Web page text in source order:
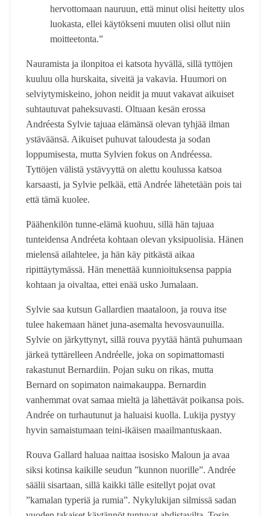
hervottomaan nauruun, että minut olisi heitetty ulos
luokasta, ellei käytökseni muuten olisi ollut niin
moitteetonta.”
Nauramista ja ilonpitoa ei katsota hyvällä, sillä tyttöjen
kuuluu olla hurskaita, siveitä ja vakavia. Huumori on
selviytymiskeino, johon neidit ja muut vakavat aikuiset
suhtautuvat paheksuvasti. Oltuaan kesän erossa
Andréesta Sylvie tajuaa elämänsä olevan tyhjää ilman
ystäväänsä. Aikuiset puhuvat taloudesta ja sodan
loppumisesta, mutta Sylvien fokus on Andréessa.
Tyttöjen välistä ystävyyttä on alettu koulussa katsoa
karsaasti, ja Sylvie pelkää, että Andrée lähetetään pois tai
että tämä kuolee.
Päähenkilön tunne-elämä kuohuu, sillä hän tajuaa
tunteidensa Andréeta kohtaan olevan yksipuolisia. Hänen
mielensä ailahtelee, ja hän käy pitkästä aikaa
ripittäytymässä. Hän menettää kunnioituksensa pappia
kohtaan ja oivaltaa, ettei enää usko Jumalaan.
Sylvie saa kutsun Gallardien maataloon, ja rouva itse
tulee hakemaan hänet juna-asemalta hevosvaunuilla.
Sylvie on järkyttynyt, sillä rouva pyytää häntä puhumaan
järkeä tyttärelleen Andréelle, joka on sopimattomasti
rakastunut Bernardiin. Pojan suku on rikas, mutta
Bernard on sopimaton naimakauppa. Bernardin
vanhemmat ovat samaa mieltä ja lähettävät poikansa pois.
Andrée on turhautunut ja haluaisi kuolla. Lukija pystyy
hyvin samaistumaan teini-ikäisen maailmantuskaan.
Rouva Gallard haluaa naittaa isosisko Maloun ja avaa
siksi kotinsa kaikille seudun ”kunnon nuorille”. Andrée
säälii sisartaan, sillä kaikki tälle esitellyt pojat ovat
”kamalan typeriä ja rumia”. Nykylukijan silmissä sadan